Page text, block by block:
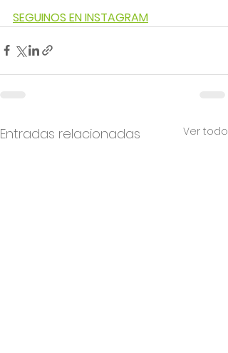
SEGUINOS EN INSTAGRAM
Entradas relacionadas Ver todo